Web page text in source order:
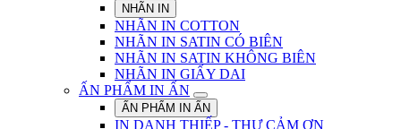
NHÃN IN
NHÃN IN COTTON
NHÃN IN SATIN CÓ BIÊN
NHÃN IN SATIN KHÔNG BIÊN
NHÃN IN GIẤY DAI
ẤN PHẨM IN ẤN
ẤN PHẨM IN ẤN
IN DANH THIẾP - THƯ CẢM ƠN